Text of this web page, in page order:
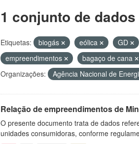
1 conjunto de
Etiquetas: biogás eólica GD
empreendimentos
bagaço de cana
Organizações:
Agência Nacional de
Relação de empreendimentos de
O presente documento trata de dados
unidades consumidoras, conforme